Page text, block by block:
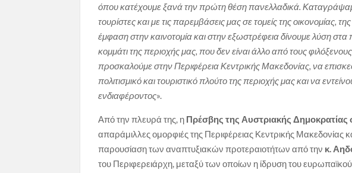
όπου κατέχουμε ξανά την πρώτη θέση πανελλαδικά.
τουρίστες και με τις παρεμβάσεις μας σε τομείς της οικονομίας,
έμφαση στην καινοτομία και στην εξωστρέφεια δίνουμε λύση
κομμάτι της περιοχής μας, που δεν είναι άλλο από τους
προσκαλούμε στην Περιφέρεια Κεντρικής Μακεδονίας, να
πολιτισμικό και τουριστικό πλούτο της περιοχής μας και να
ενδιαφέροντος».
Από την πλευρά της, η Πρέσβης της Αυστριακής
απαράμιλλες ομορφιές της Περιφέρειας Κεντρικής Μακεδονίας
παρουσίαση των αναπτυξιακών προτεραιοτήτων από την κ.
του Περιφερειάρχη, μεταξύ των οποίων η ίδρυση του